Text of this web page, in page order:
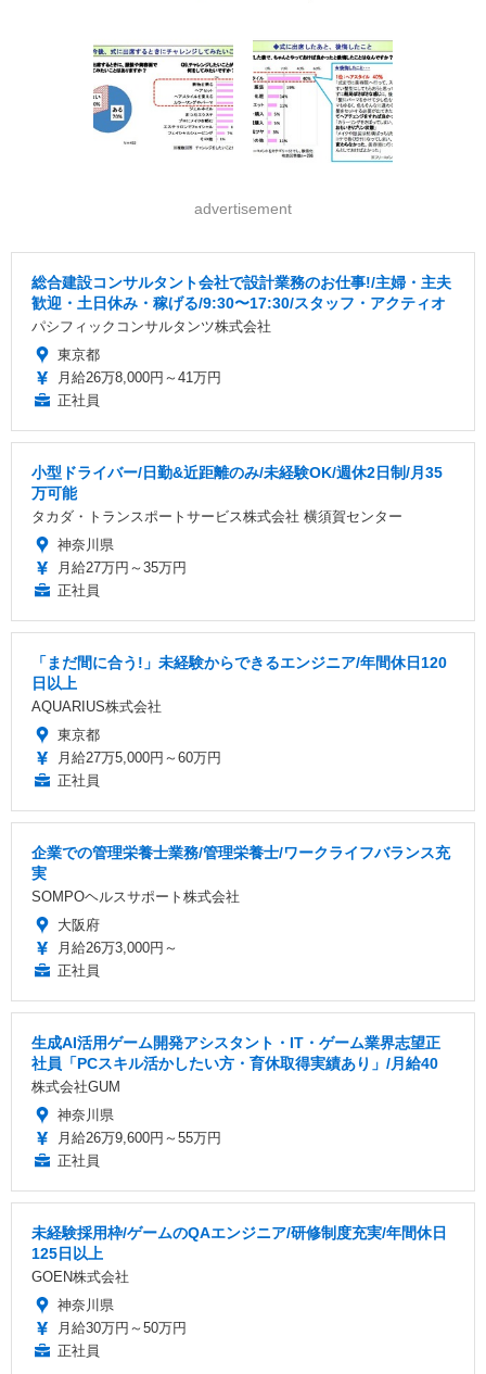
advertisement
総合建設コンサルタント会社で設計業務のお仕事!/主婦・主夫
歓迎・土日休み・稼げる/9:30〜17:30/スタッフ・アクティオ
パシフィックコンサルタンツ株式会社
東京都
月給26万8,000円～41万円
正社員
小型ドライバー/日勤&近距離のみ/未経験OK/週休2日制/月35
万可能
タカダ・トランスポートサービス株式会社 横須賀センター
神奈川県
月給27万円～35万円
正社員
「まだ間に合う!」未経験からできるエンジニア/年間休日120
日以上
AQUARIUS株式会社
東京都
月給27万5,000円～60万円
正社員
企業での管理栄養士業務/管理栄養士/ワークライフバランス充
実
SOMPOヘルスサポート株式会社
大阪府
月給26万3,000円～
正社員
生成AI活用ゲーム開発アシスタント・IT・ゲーム業界志望正
社員「PCスキル活かしたい方・育休取得実績あり」/月給40
株式会社GUM
神奈川県
月給26万9,600円～55万円
正社員
未経験採用枠/ゲームのQAエンジニア/研修制度充実/年間休日
125日以上
GOEN株式会社
神奈川県
月給30万円～50万円
正社員